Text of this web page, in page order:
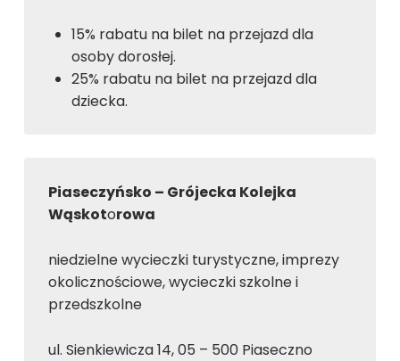
15% rabatu na bilet na przejazd dla
osoby dorosłej.
25% rabatu na bilet na przejazd dla
dziecka.
Piaseczyńsko – Grójecka Kolejka
Wąskotorowa
niedzielne wycieczki turystyczne, imprezy
okolicznościowe, wycieczki szkolne i
przedszkolne
ul. Sienkiewicza 14, 05 – 500 Piaseczno